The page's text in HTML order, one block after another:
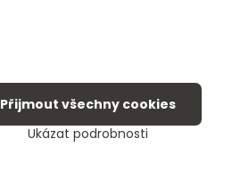
Ukázat podrobnosti
Přijmout všechny cookies